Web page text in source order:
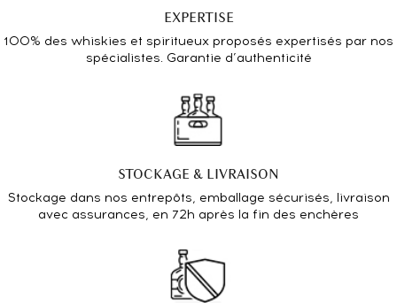
EXPERTISE
100% des whiskies et spiritueux proposés expertisés par nos
spécialistes. Garantie d’authenticité
STOCKAGE & LIVRAISON
Stockage dans nos entrepôts, emballage sécurisés, livraison
avec assurances, en 72h après la fin des enchères